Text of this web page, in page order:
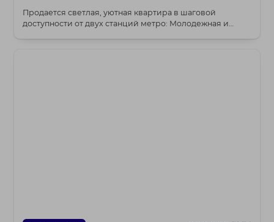
Продается светлая, уютная квартира в шаговой
доступности от двух станций метро: Молодежная и